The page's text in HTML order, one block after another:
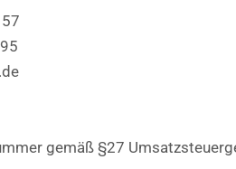
gemäß §27